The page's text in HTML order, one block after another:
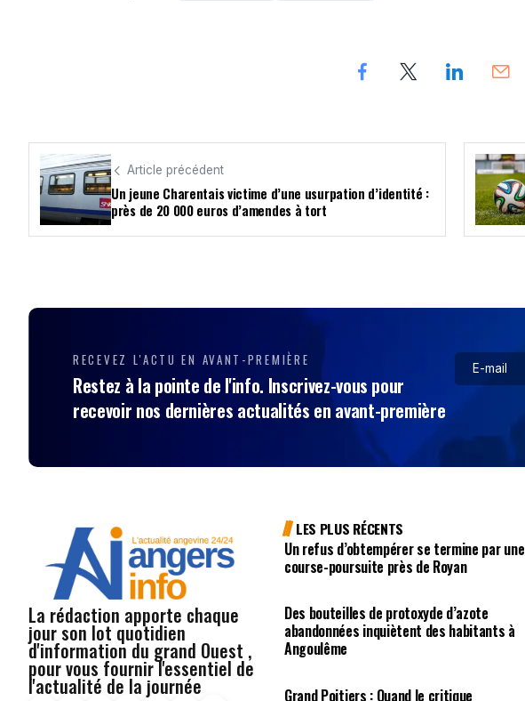
Article précédent
Un jeune Charentais victime d’une usurpation d’identité :
près de 20 000 euros d’amendes à tort
RECEVEZ L'ACTU EN AVANT-PREMIÈRE
Restez à la pointe de l'info. Inscrivez-vous pour
recevoir nos dernières actualités en avant-première
La rédaction apporte chaque
jour son lot quotidien
d'information du grand Ouest ,
pour vous fournir l'essentiel de
l'actualité de la journée
LES PLUS RÉCENTS
Un refus d’obtempérer se termine par une
course-poursuite près de Royan
Des bouteilles de protoxyde d’azote
abandonnées inquiètent des habitants à
Angoulême
Grand Poitiers : Quand le critique